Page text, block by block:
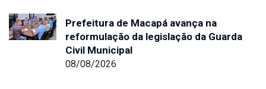
Prefeitura de Macapá avança na
reformulação da legislação da Guarda
Civil Municipal
08/08/2026